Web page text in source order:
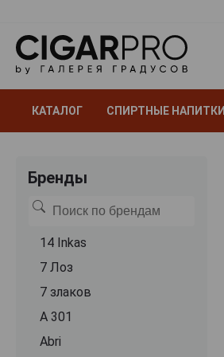
КАТАЛОГ СПИРТНЫЕ НАПИТКИ
Бренды
14 Inkas
7 Лоз
7 злаков
A 301
Abri